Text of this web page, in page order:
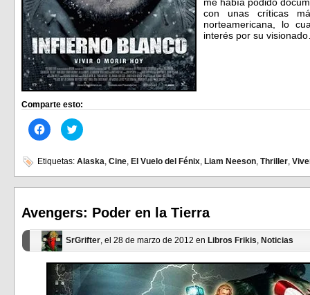
con unas críticas
norteamericana, lo
interés por su
Comparte esto:
Haz
clic
en
Facebook
(Se
abre
ventana
nueva)
Haz
clic
en
(Se
abre
ventana
nueva)
Etiquetas: Alaska, Cine, El Vuelo del Fénix, Liam Neeson, Thriller,
Avengers: Poder en la Tierra
SrGrifter, el 28 de marzo de 2012 en Libros Frikis, Noticias